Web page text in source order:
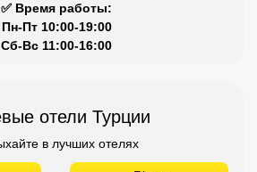
✅ Время работы:
Пн-Пт 10:00-19:00
Сб-Вс 11:00-16:00
отели Турции
в лучших отелях